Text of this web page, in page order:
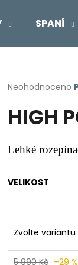
SPANÍ
Průměrné
produktu
je
z
5
Neohodnoceno
HIGH
Lehké
VELIKOST
Zvolte variantu
5 990 Kč –29 %
HLEDAT